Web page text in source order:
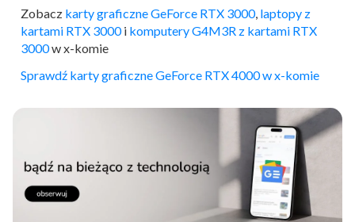
Zobacz karty graficzne GeForce RTX 3000, laptopy z
kartami RTX 3000i komputery G4M3R z kartami RTX
3000w x-komie
Sprawdź karty graficzne GeForce RTX 4000 w x-komie